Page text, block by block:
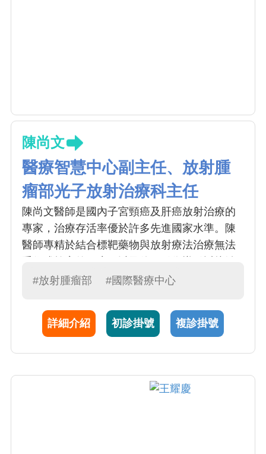
陳尚文
醫療智慧中心副主任、放射腫
瘤部光子放射治療科主任
陳尚文醫師是國內子宮頸癌及肝癌放射治療的
專家，治療存活率優於許多先進國家水準。陳
醫師專精於結合標靶藥物與放射療法治療無法
療根除子宮頸癌，並因此榮獲國家醫療品質
婦癌 (年超過 100人次)、肝癌 (> 30人次) 、淋
巴癌 (>30 人次) 、近接治療 (>100 人次)
#放射腫瘤部 #國際醫療中心
詳細介紹 初診掛號 複診掛號